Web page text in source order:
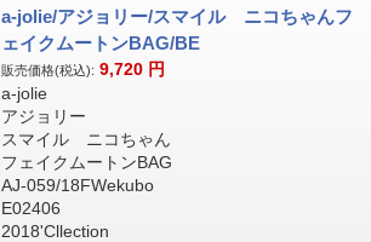
a-jolie/アジョリー/スマイル ニコちゃんフ
ェイクムートンBAG/BE
販売価格(税込): 9,720 円
a-jolie
アジョリー
スマイル ニコちゃん
フェイクムートンBAG
AJ-059/18FWekubo
E02406
2018'Cllection